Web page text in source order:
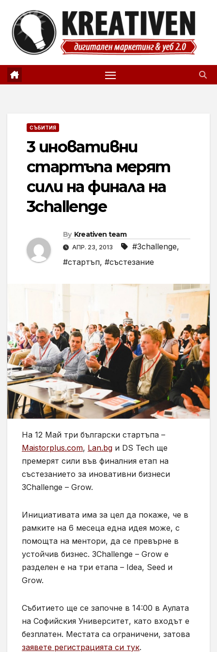
content
СЪБИТИЯ
3 иновативни
стартъпа мерят
сили на финала на
3challenge
By Kreativen team
АПР. 23, 2013 #3challenge,
#стартъп, #състезание
На 12 Май три български стартъпа –
Maistorplus.com, Lan.bg и DS Tech ще
премерят сили във финалния етап на
състезанието за иновативни бизнеси
3Challenge – Grow.
Инициативата има за цел да покаже, че в
рамките на 6 месеца една идея може, с
помощта на ментори, да се превърне в
устойчив бизнес. 3Challenge – Grow е
разделен е на три етапа – Idea, Seed и
Grow.
Събитието ще се започне в 14:00 в Аулата
на Софийския Университет, като входът е
безплатен. Местата са ограничени, затова
заявете регистрацията си тук.